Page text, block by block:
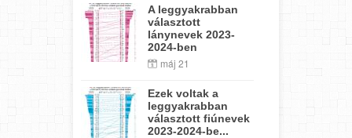
A leggyakrabban
választott
lánynevek 2023-
2024-ben
máj 21
Ezek voltak a
leggyakrabban
választott fiúnevek
2023-2024-be...